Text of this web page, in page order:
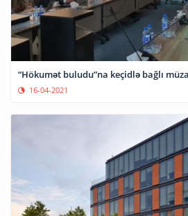
“Hökumət buludu”na keçidlə bağlı
16-04-2021